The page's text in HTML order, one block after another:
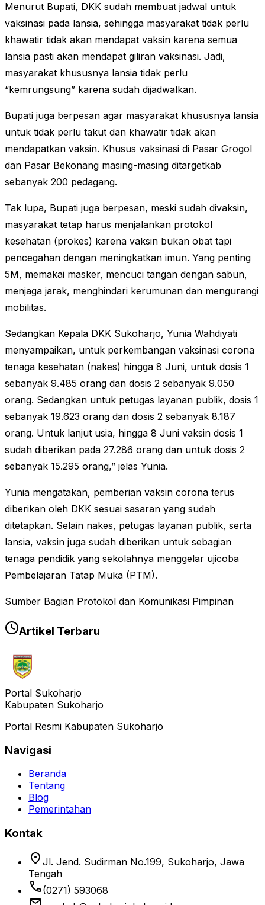
Menurut Bupati, DKK sudah membuat jadwal untuk
vaksinasi pada lansia, sehingga masyarakat tidak perlu
khawatir tidak akan mendapat vaksin karena semua
lansia pasti akan mendapat giliran vaksinasi. Jadi,
masyarakat khususnya lansia tidak perlu
“kemrungsung” karena sudah dijadwalkan.
Bupati juga berpesan agar masyarakat khususnya lansia
untuk tidak perlu takut dan khawatir tidak akan
mendapatkan vaksin. Khusus vaksinasi di Pasar Grogol
dan Pasar Bekonang masing-masing ditargetkab
sebanyak 200 pedagang.
Tak lupa, Bupati juga berpesan, meski sudah divaksin,
masyarakat tetap harus menjalankan protokol
kesehatan (prokes) karena vaksin bukan obat tapi
pencegahan dengan meningkatkan imun. Yang penting
5M, memakai masker, mencuci tangan dengan sabun,
menjaga jarak, menghindari kerumunan dan mengurangi
mobilitas.
Sedangkan Kepala DKK Sukoharjo, Yunia Wahdiyati
menyampaikan, untuk perkembangan vaksinasi corona
tenaga kesehatan (nakes) hingga 8 Juni, untuk dosis 1
sebanyak 9.485 orang dan dosis 2 sebanyak 9.050
orang. Sedangkan untuk petugas layanan publik, dosis 1
sebanyak 19.623 orang dan dosis 2 sebanyak 8.187
orang. Untuk lanjut usia, hingga 8 Juni vaksin dosis 1
sudah diberikan pada 27.286 orang dan untuk dosis 2
sebanyak 15.295 orang,” jelas Yunia.
Yunia mengatakan, pemberian vaksin corona terus
diberikan oleh DKK sesuai sasaran yang sudah
ditetapkan. Selain nakes, petugas layanan publik, serta
lansia, vaksin juga sudah diberikan untuk sebagian
tenaga pendidik yang sekolahnya menggelar ujicoba
Pembelajaran Tatap Muka (PTM).
Sumber Bagian Protokol dan Komunikasi Pimpinan
Artikel Terbaru
Portal Sukoharjo
Kabupaten Sukoharjo
Portal Resmi Kabupaten Sukoharjo
Navigasi
Beranda
Tentang
Blog
Pemerintahan
Kontak
location_on Jl. Jend. Sudirman No.199, Sukoharjo, Jawa
Tengah
phone (0271) 593068